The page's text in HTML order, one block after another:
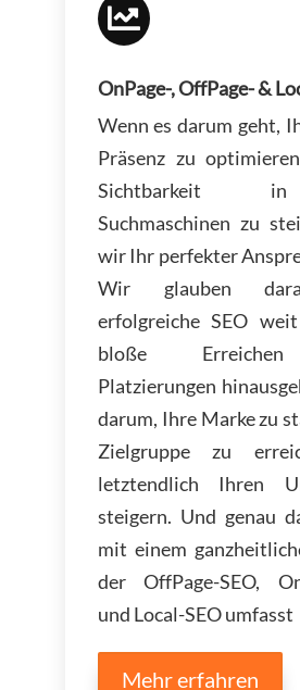

OnPage-, OffPage- &
Wenn es darum geht,
Präsenz zu
Sichtbarkeit
Suchmaschinen zu
wir Ihr perfekter
Wir glauben
erfolgreiche SEO
bloße
Platzierungen
darum, Ihre Marke zu
Zielgruppe zu
letztendlich Ihren
steigern. Und genau
mit einem
der OffPage-SEO,
und Local-SEO umfasst
Mehr erfahren